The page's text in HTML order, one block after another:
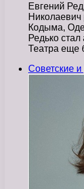
Евгений
Николаевич
Кодыма,
Редько
Театра еще
Советские и